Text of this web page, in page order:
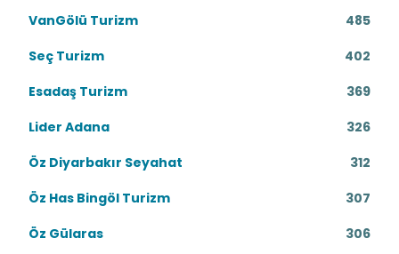
VanGölü Turizm
485
Seç Turizm
402
Esadaş Turizm
369
Lider Adana
326
Öz Diyarbakır Seyahat
312
Öz Has Bingöl Turizm
307
Öz Gülaras
306